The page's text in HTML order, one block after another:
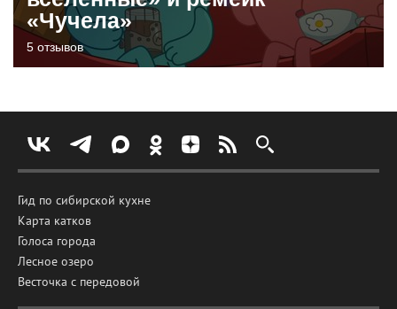
«Чучела»
5 отзывов
Гид по сибирской кухне
Карта катков
Голоса города
Лесное озеро
Весточка с передовой